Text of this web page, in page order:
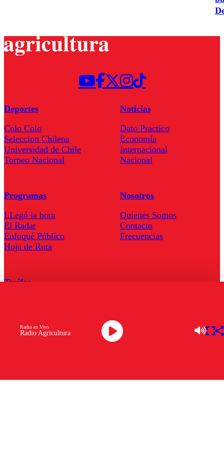
Radio Agricultura
Radio en Vivo
Deportes
Colo Colo
Seleccion Chilena
Universidad de Chile
Torneo Nacional
Noticias
Dato Practico
Economía
Internacional
Nacional
Programas
LLegó la hora
El Radar
Enfoqué Público
Hoja de Ruta
Nosotros
Quienes Somos
Contacto
Frecuencias
Tarifas
Descarga la APP